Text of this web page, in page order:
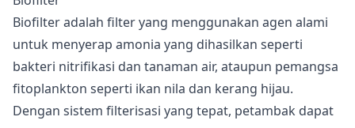
Biofilter adalah filter yang menggunakan agen alami
untuk menyerap amonia yang dihasilkan seperti
bakteri nitrifikasi dan tanaman air, ataupun pemangsa
fitoplankton seperti ikan nila dan kerang hijau.
Dengan sistem filterisasi yang tepat, petambak dapat